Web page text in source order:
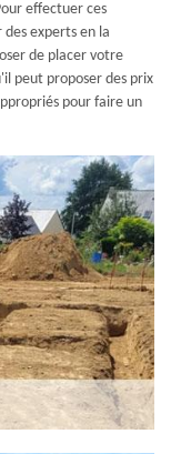
effectuer ces
experts en la
de placer votre
peut proposer des prix
pour faire un